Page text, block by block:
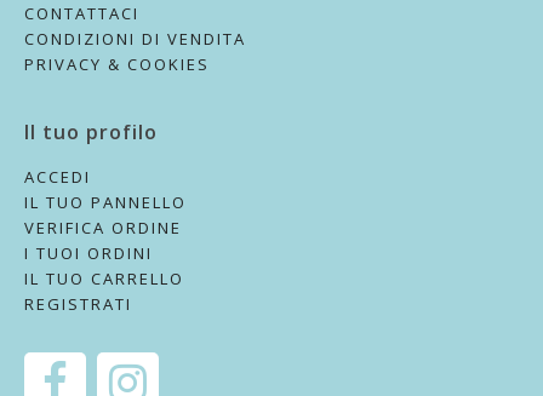
CONTATTACI
CONDIZIONI DI VENDITA
PRIVACY & COOKIES
Il tuo profilo
ACCEDI
IL TUO PANNELLO
VERIFICA ORDINE
I TUOI ORDINI
IL TUO CARRELLO
REGISTRATI